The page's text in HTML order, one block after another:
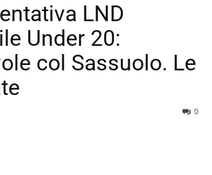
LND
Under 20:
col Sassuolo. Le
0